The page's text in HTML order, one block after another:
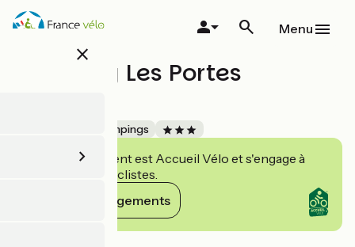
Aller
au
close
Menu
Camping Les Portes
Campings
Cet établissement est Accueil Vélo et s'engage à
accueillir des cyclistes.
Voir ses engagements